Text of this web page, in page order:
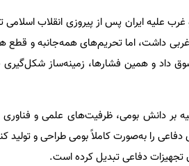
علیه ایران پس از پیروزی انقلاب
داشت، اما تحریم‌های همه‌جانبه و قطع
داد و همین فشارها، زمینه‌ساز شکل‌گیری
بر دانش بومی، ظرفیت‌های علمی و
را به‌صورت کاملاً بومی طراحی و تولید
تجهیزات دفاعی تبدیل کرده است.